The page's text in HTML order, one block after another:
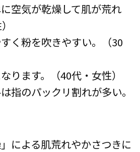
空気が乾燥して肌が荒れ
く粉を吹きやすい。（30
ります。（40代・女性）
指のパックリ割れが多い。
による肌荒れやかさつきに